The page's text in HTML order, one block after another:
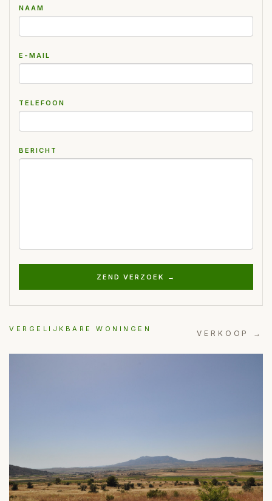
NAAM
E-MAIL
TELEFOON
BERICHT
ZEND VERZOEK →
VERGELIJKBARE WONINGEN VERKOOP →